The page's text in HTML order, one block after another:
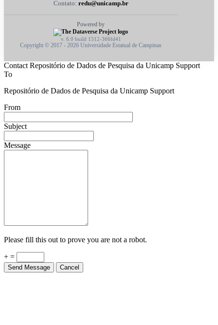
Contato: redu@unicamp.br
Powered by
v. 6.0 build 1512-366fd41
Copyright © 2017 - 2026 Universidade Estatual de Campinas
Contact Repositório de Dados de Pesquisa da Unicamp Support
To
Repositório de Dados de Pesquisa da Unicamp Support
From
Subject
Message
Please fill this out to prove you are not a robot.
+ =
Send Message Cancel